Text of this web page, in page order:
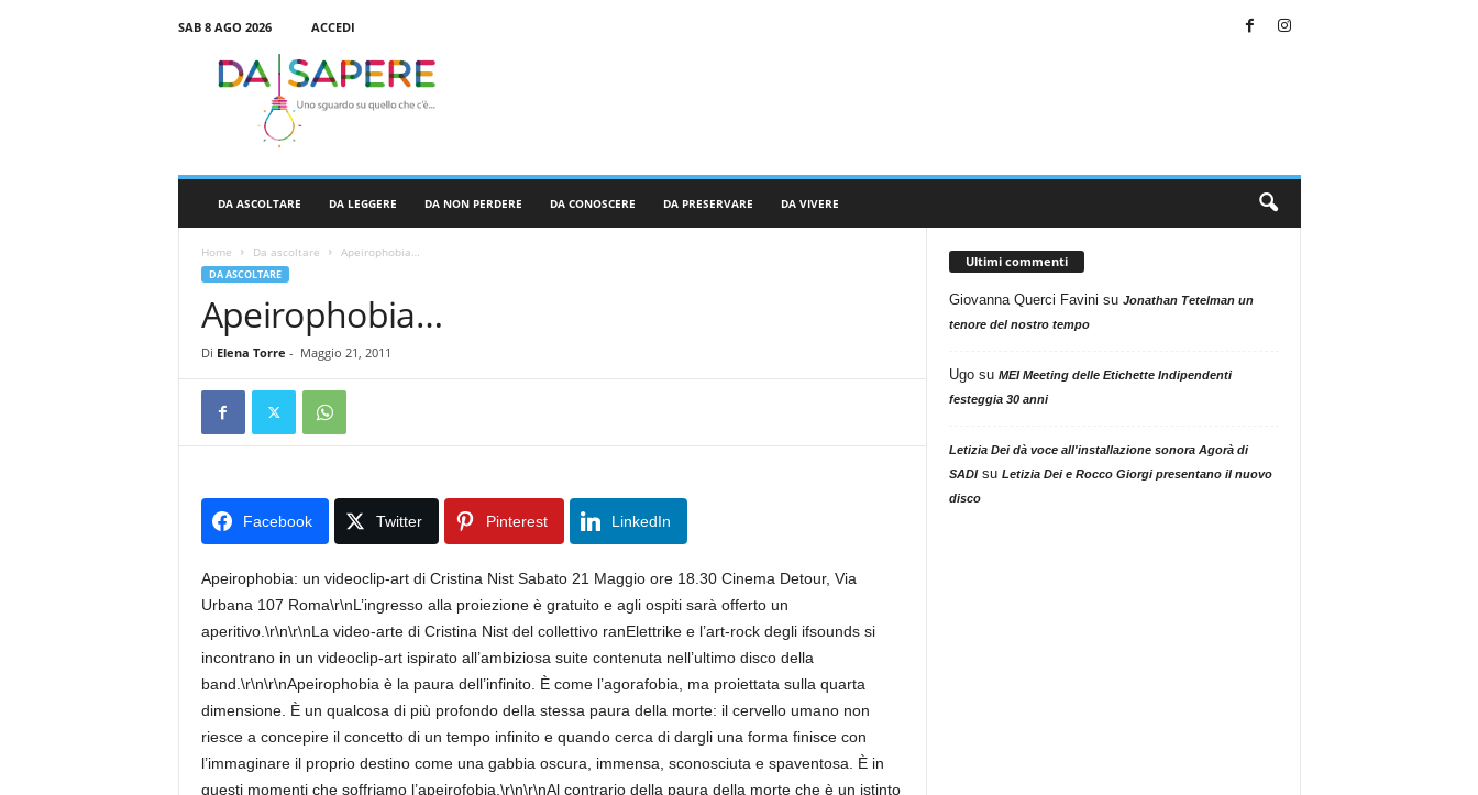
SAB 8 AGO 2026
ACCEDI
DA ASCOLTARE DA LEGGERE DA NON PERDERE DA CONOSCERE DA PRESERVARE DA VIVERE
Home Da ascoltare Apeirophobia…
DA ASCOLTARE
Apeirophobia…
Di Elena Torre - Maggio 21, 2011
Facebook Twitter Pinterest LinkedIn
Apeirophobia: un videoclip-art di Cristina Nist Sabato 21 Maggio ore 18.30 Cinema Detour, Via
Urbana 107 Roma\r\nL’ingresso alla proiezione è gratuito e agli ospiti sarà offerto un
aperitivo.\r\n\r\nLa video-arte di Cristina Nist del collettivo ranElettrike e l’art-rock degli ifsounds si
incontrano in un videoclip-art ispirato all’ambiziosa suite contenuta nell’ultimo disco della
band.\r\n\r\nApeirophobia è la paura dell’infinito. È come l’agorafobia, ma proiettata sulla quarta
dimensione. È un qualcosa di più profondo della stessa paura della morte: il cervello umano non
riesce a concepire il concetto di un tempo infinito e quando cerca di dargli una forma finisce con
l’immaginare il proprio destino come una gabbia oscura, immensa, sconosciuta e spaventosa. È in
questi momenti che soffriamo l’apeirofobia.\r\n\r\nAl contrario della paura della morte che è un istinto
Ultimi commenti
Giovanna Querci Favini su Jonathan Tetelman un
tenore del nostro tempo
Ugosu MEI Meeting delle Etichette Indipendenti
festeggia 30 anni
Letizia Dei dà voce all'installazione sonora Agorà di
SADIsu Letizia Dei e Rocco Giorgi presentano il nuovo
disco